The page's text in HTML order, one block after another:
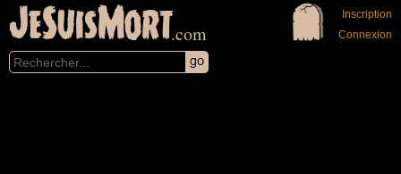
JeSuisMort.com
Inscription
Connexion